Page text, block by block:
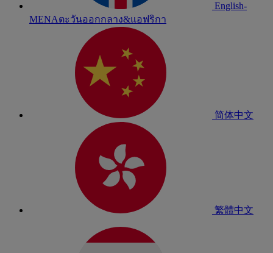
English-
MENAตะวันออกกลาง&แอฟริกา
简体中文
繁體中文